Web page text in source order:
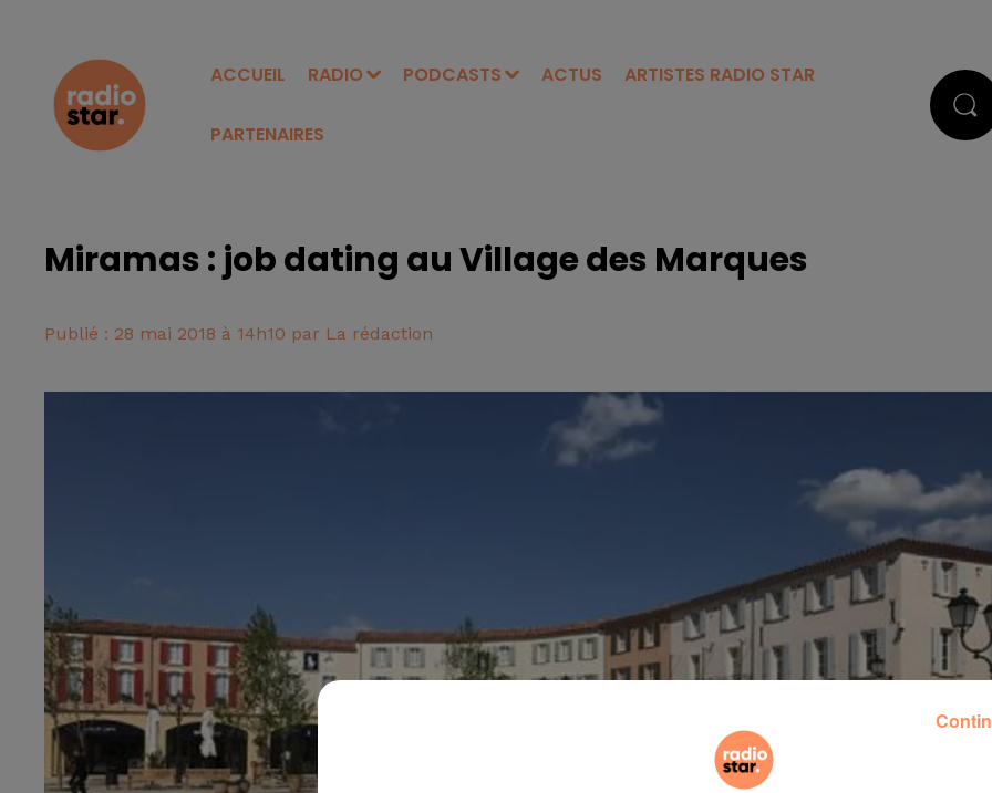
ACCUEIL RADIO PODCASTS ACTUS ARTISTES RADIO STAR
PARTENAIRES
Miramas : job dating au Village des Marques
Publié : 28 mai 2018 à 14h10 par La rédaction